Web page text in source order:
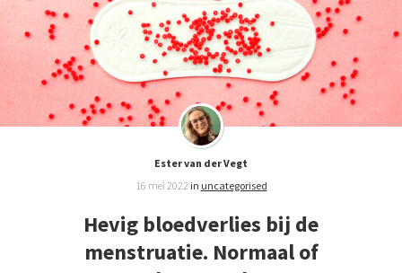
Ester van der Vegt
16 mei 2022 in uncategorised
Hevig bloedverlies bij de
menstruatie. Normaal of